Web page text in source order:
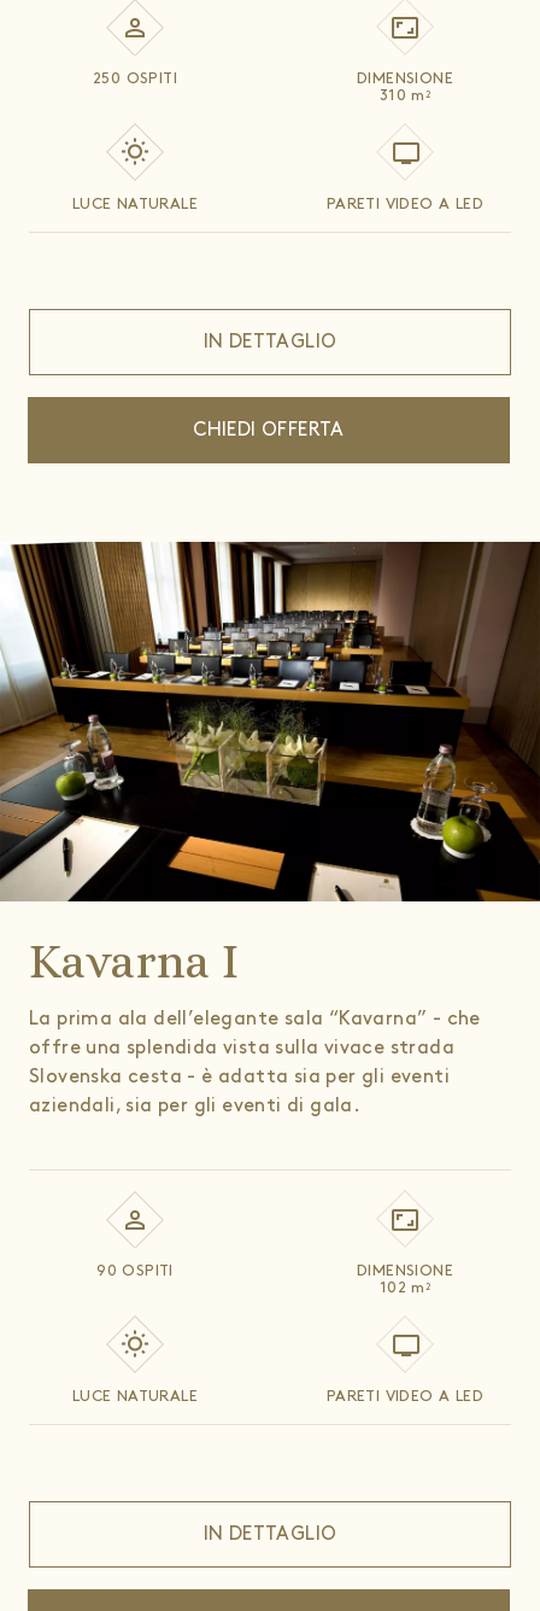
250 OSPITI
DIMENSIONE
310m 2
LUCE NATURALE PARETI VIDEO A LED
IN DETTAGLIO
CHIEDI OFFERTA
Kavarna I
La prima ala dell’elegante sala “Kavarna” - che
offre una splendida vista sulla vivace strada
Slovenska cesta - è adatta sia per gli eventi
aziendali, sia per gli eventi di gala.
90 OSPITI
DIMENSIONE
102m 2
LUCE NATURALE PARETI VIDEO A LED
IN DETTAGLIO